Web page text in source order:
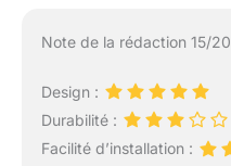
Note de la rédaction 15/20
Design :
Durabilité :
Facilité d’installation :